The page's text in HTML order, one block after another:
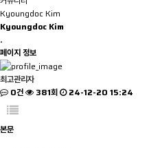
Kyoungdoc Kim
Kyoungdoc Kim
.
페이지 정보
최고관리자
0건
381회 24-12-20 15:24
본문